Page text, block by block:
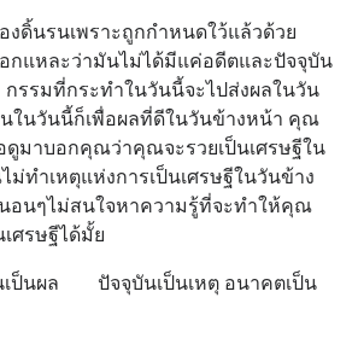
ดิ้นรนเพราะถูกกำหนดใว้แล้วด้วย
กแหละว่ามันไม่ได้มีแค่อดีตและปัจจุบัน
รรมที่กระทำในวันนี้จะไปส่งผลในวัน
ในวันนี้ก็เพื่อผลที่ดีในวันข้างหน้า คุณ
มาบอกคุณว่าคุณจะรวยเป็นเศรษฐีใน
ทำเหตุแห่งการเป็นเศรษฐีในวันข้าง
อนๆไม่สนใจหาความรู้ที่จะทำให้คุณ
ศรษฐีได้มั้ย
ป็นผล        ปัจจุบันเป็นเหตุ อนาคตเป็น